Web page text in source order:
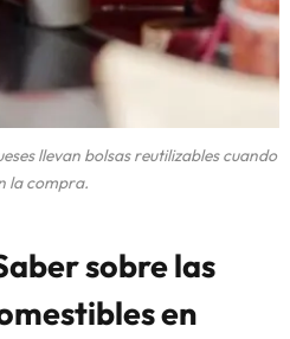
llevan bolsas reutilizables cuando
la compra.
sobre las
en